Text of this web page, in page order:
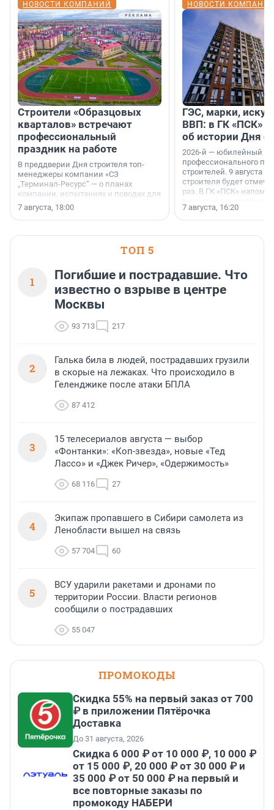
НОВОСТИ КОМПАНИЙ
Строители «Образцовых
кварталов» встречают
профессиональный
праздник на работе
В преддверии Дня строителя топ-
менеджеры компании «СЗ
„Терминал-Ресурс“ — о планах
компании, испытаниях и поводах для
осторожного оптимизма.
7 августа, 18:00
НОВОСТИ
ГЭС, марки,
ВВП: в ГК «ПСК»
об истории Дня
2026-й — юбилейный
профессионального
строителей. 9 августа
строителя будет
раз. В ГК «ПСК»
поменялась роль
7 августа, 16:20
ТОП 5
1
Погибшие и пострадавшие. Что
известно о взрыве в центре
Москвы
93 713 217
2
Галька била в людей, пострадавших грузили
в скорые на лежаках. Что происходило в
Геленджике после атаки БПЛА
87 412
3
15 телесериалов августа — выбор
«Фонтанки»: «Коп-звезда», новые «Тед
Лассо» и «Джек Ричер», «Одержимость»
68 116 27
4
Экипаж пропавшего в Сибири самолета из
Ленобласти вышел на связь
57 704 60
5
ВСУ ударили ракетами и дронами по
территории России. Власти регионов
сообщили о пострадавших
55 047
ПРОМОКОДЫ
Скидка 55% на первый заказ от 700
₽ в приложении Пятёрочка
Доставка
До 31 августа, 2026
Скидка 6 000 ₽ от 10 000 ₽, 10 000 ₽
от 15 000 ₽, 20 000 ₽ от 30 000 ₽ и
35 000 ₽ от 50 000 ₽ на первый и
все повторные заказы по
промокоду НАБЕРИ